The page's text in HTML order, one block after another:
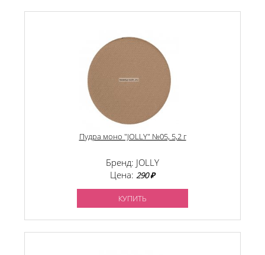
Пудра моно "JOLLY" №05, 5,2 г
Бренд: JOLLY
Цена: 290 ₽
КУПИТЬ